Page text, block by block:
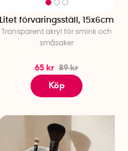
Litet förvaringsställ, 15x6cm
Transparent akryl för smink och
småsaker
65 kr 89 kr
Köp